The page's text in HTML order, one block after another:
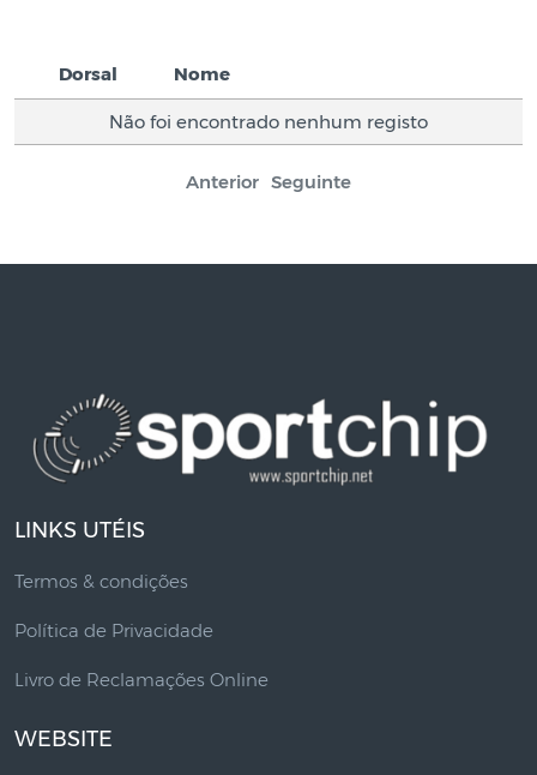
Dorsal
Nome
DorsalNão foi encontrado nenhum registo
Anterior Seguinte
LINKS UTÉIS
Termos & condições
Política de Privacidade
Livro de Reclamações Online
WEBSITE